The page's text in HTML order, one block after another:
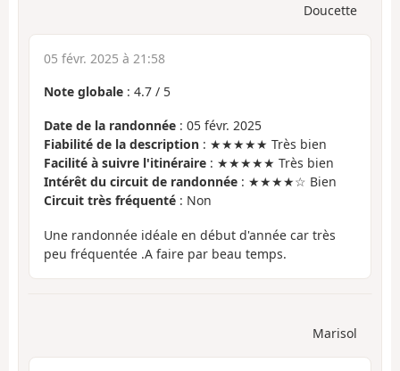
Doucette
05 févr. 2025 à 21:58
Note globale : 4.7 / 5
Date de la randonnée : 05 févr. 2025
Fiabilité de la description : ★★★★★ Très bien
Facilité à suivre l'itinéraire : ★★★★★ Très bien
Intérêt du circuit de randonnée : ★★★★☆ Bien
Circuit très fréquenté : Non
Une randonnée idéale en début d'année car très
peu fréquentée .A faire par beau temps.
Marisol